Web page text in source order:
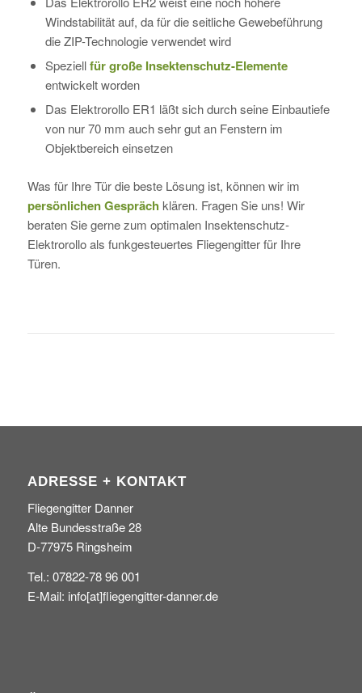
Windstabilität auf, da für die seitliche Gewebeführung
die ZIP-Technologie verwendet wird
Speziellfür große Insektenschutz-Elemente
entwickelt worden
Das Elektrorollo ER1 läßt sich durch seine Einbautiefe
von nur 70 mm auch sehr gut an Fenstern im
Objektbereich einsetzen
Was für Ihre Tür die beste Lösung ist, können wir im
persönlichen Gespräch klären. Fragen Sie uns! Wir
beraten Sie gerne zum optimalen Insektenschutz-
Elektrorollo als funkgesteuertes Fliegengitter für Ihre
Türen.
ADRESSE + KONTAKT
Fliegengitter Danner
Alte Bundesstraße 28
D-77975 Ringsheim
Tel.: 07822-78 96 001
E-Mail: info[at]fliegengitter-danner.de